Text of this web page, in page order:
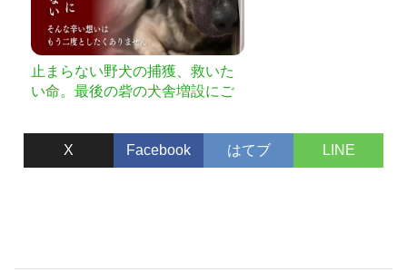
止まらない野犬の捕獲、救いた
い命。最後の砦の犬舎増設にご
X Facebook はてブ LINE